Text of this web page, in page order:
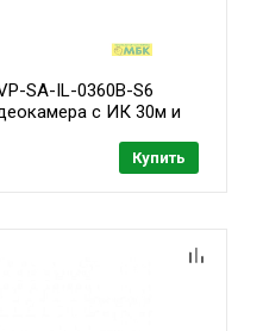
SA-IL-0360B-S6
с ИК 30м и
Купить